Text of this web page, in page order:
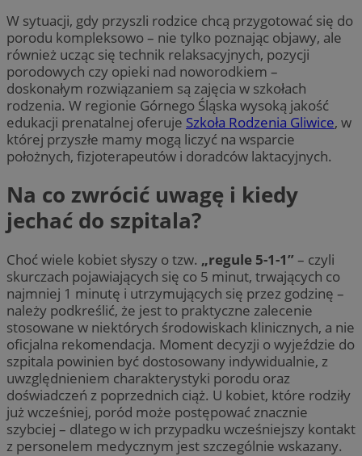
W sytuacji, gdy przyszli rodzice chcą przygotować się do
porodu kompleksowo – nie tylko poznając objawy, ale
również ucząc się technik relaksacyjnych, pozycji
porodowych czy opieki nad noworodkiem –
doskonałym rozwiązaniem są zajęcia w szkołach
rodzenia. W regionie Górnego Śląska wysoką jakość
edukacji prenatalnej oferuje Szkoła Rodzenia Gliwice, w
której przyszłe mamy mogą liczyć na wsparcie
położnych, fizjoterapeutów i doradców laktacyjnych.
Na co zwrócić uwagę i kiedy
jechać do szpitala?
Choć wiele kobiet słyszy o tzw. „regule 5-1-1” – czyli
skurczach pojawiających się co 5 minut, trwających co
najmniej 1 minutę i utrzymujących się przez godzinę –
należy podkreślić, że jest to praktyczne zalecenie
stosowane w niektórych środowiskach klinicznych, a nie
oficjalna rekomendacja. Moment decyzji o wyjeździe do
szpitala powinien być dostosowany indywidualnie, z
uwzględnieniem charakterystyki porodu oraz
doświadczeń z poprzednich ciąż. U kobiet, które rodziły
już wcześniej, poród może postępować znacznie
szybciej – dlatego w ich przypadku wcześniejszy kontakt
z personelem medycznym jest szczególnie wskazany.